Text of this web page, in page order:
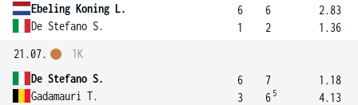
Ebeling Koning L.
De Stefano S.
6
1
6
2
2.83
1.36
21.07.
De Stefano S.
Gadamauri T.
1K
6
3
7
6 5
1.18
4.13